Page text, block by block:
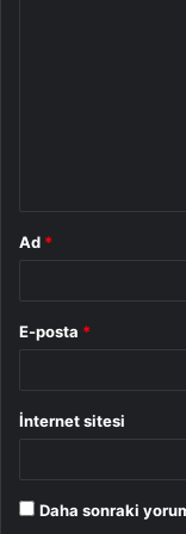
Ad *
E-posta *
İnternet sitesi
Daha sonraki